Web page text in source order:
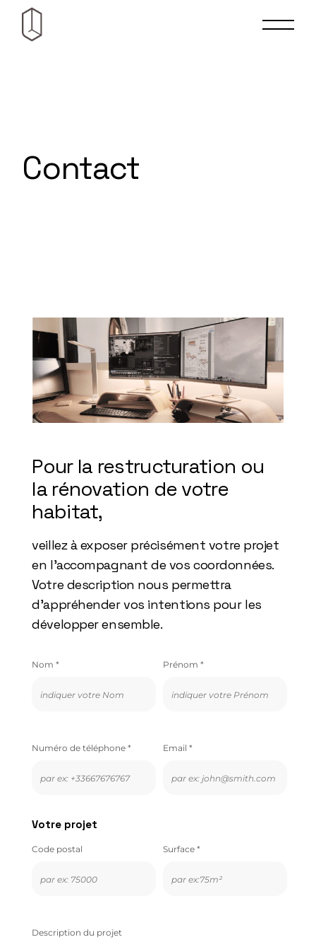
Contact
Pour la restructuration ou
la rénovation de votre
habitat,
veillez à exposer précisément votre projet
en l'accompagnant de vos coordonnées.
Votre description nous permettra
d'appréhender vos intentions pour les
développer ensemble.
Nom * Prénom *
Numéro de téléphone * Email *
Votre projet
Code postal Surface *
Description du projet